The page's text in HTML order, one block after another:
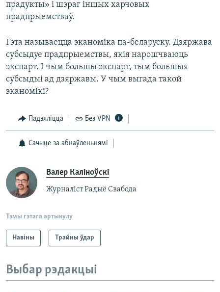
прадукты» і шэраг іншых харчовых
прадпрыемстваў.
Гэта называецца эканоміка па-беларуску. Дзяржава
субсыдуе прадпрыемствы, якія нарошчваюць
экспарт. І чым большы экспарт, тым большыя
субсыдыі ад дзяржавы. У чым выгада такой
эканомікі?
Падзяліцца Без VPN
Сачыце за абнаўленьнямі
Валер Каліноўскі
Журналіст Радыё Свабода
Тэмы гэтага артыкулу
Навіны Трайны ўдар
Выбар рэдакцыі